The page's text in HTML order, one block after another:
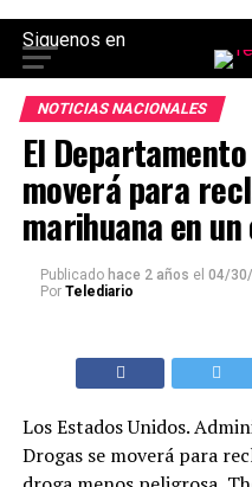
Siguenos en
NOTICIAS NACIONALES
El
moverá para
marihuana en
Publicado hace 2 años el 04/
Por Telediario
Los Estados Unidos.
Drogas se moverá para